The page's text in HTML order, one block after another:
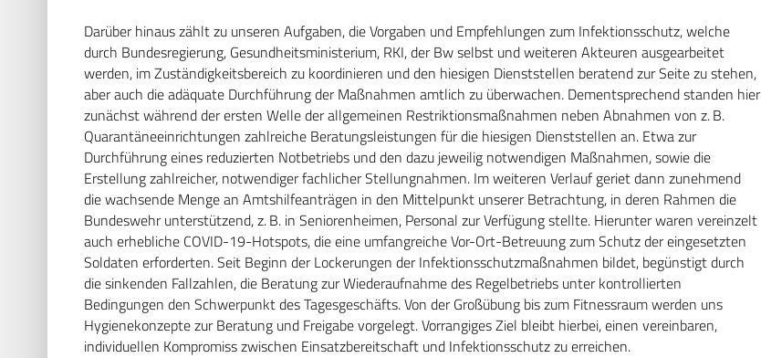
Darüber hinaus zählt zu unseren Aufgaben, die Vorgaben und Empfehlungen zum Infektionsschutz, welche
durch Bundesregierung, Gesundheitsministerium, RKI, der Bw selbst und weiteren Akteuren ausgearbeitet
werden, im Zuständigkeitsbereich zu koordinieren und den hiesigen Dienststellen beratend zur Seite zu stehen,
aber auch die adäquate Durchführung der Maßnahmen amtlich zu überwachen. Dementsprechend standen hier
zunächst während der ersten Welle der allgemeinen Restrik­tionsmaßnahmen neben Abnahmen von z. B.
Quarantäneeinrichtungen zahlreiche Beratungsleistungen für die hiesigen Dienststellen an. Etwa zur
Durchführung eines reduzierten Notbetriebs und den dazu jeweilig notwendigen Maßnahmen, sowie die
Erstellung zahlreicher, notwendiger fachlicher Stellungnahmen. Im weiteren Verlauf geriet dann zunehmend
die wachsende Menge an Amtshilfeanträgen in den Mittelpunkt unserer Betrachtung, in deren Rahmen die
Bundeswehr unterstützend, z. B. in Seniorenheimen, Personal zur Verfügung stellte. Hierunter waren vereinzelt
auch erhebliche COVID-19-Hotspots, die eine umfangreiche Vor-Ort-Betreuung zum Schutz der eingesetzten
Soldaten erforderten. Seit Beginn der Lockerungen der Infektionsschutzmaßnahmen bildet, begünstigt durch
die sinkenden Fallzahlen, die Beratung zur Wiederaufnahme des Regelbetriebs unter kontrollierten
Bedingungen den Schwerpunkt des Tagesgeschäfts. Von der Großübung bis zum Fitnessraum werden uns
Hygienekonzepte zur Beratung und Freigabe vorgelegt. Vorrangiges Ziel bleibt hierbei, einen vereinbaren,
individuellen Kompromiss zwischen Einsatzbereitschaft und Infektionsschutz zu erreichen.